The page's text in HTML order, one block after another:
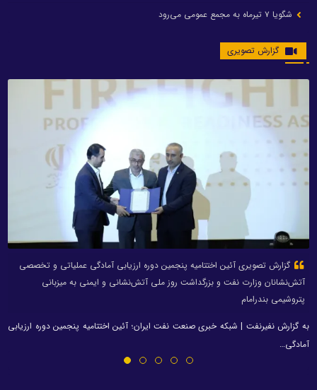
شگویا ۷ تیرماه به مجمع عمومی می‌رود
گزارش تصویری
گزارش تصویری آئین اختتامیه پنجمین دوره ارزیابی آمادگی عملیاتی و تخصصی
آتش‌نشانان وزارت نفت و بزرگداشت روز ملی آتش‌نشانی و ایمنی به میزبانی
پتروشیمی بندرامام
به گزارش نفیرنفت | شبکه خبری صنعت نفت ایران؛ آئین اختتامیه پنجمین دوره ارزیابی
آمادگی…